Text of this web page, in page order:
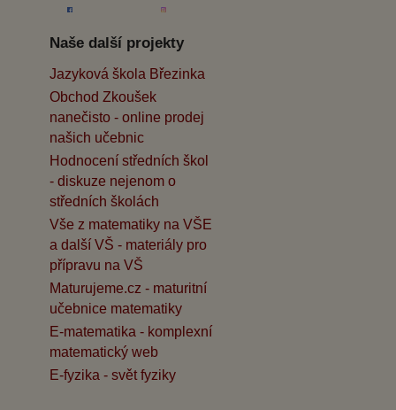
Naše další projekty
Jazyková škola Březinka
Obchod Zkoušek
nanečisto - online prodej
našich učebnic
Hodnocení středních škol
- diskuze nejenom o
středních školách
Vše z matematiky na VŠE
a další VŠ - materiály pro
přípravu na VŠ
Maturujeme.cz - maturitní
učebnice matematiky
E-matematika - komplexní
matematický web
E-fyzika - svět fyziky